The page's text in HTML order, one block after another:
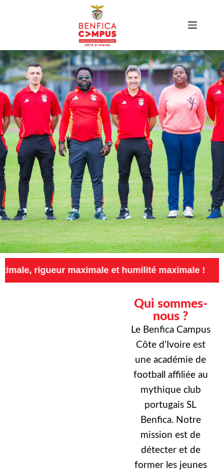
maximale et humilité maximale !
Qui sommes-
nous ?
Le Benfica Campus
Côte d’Ivoire est
une académie de
football affiliée au
mythique club
portugais SL
Benfica. Notre
mission est de
détecter et de
former les jeunes